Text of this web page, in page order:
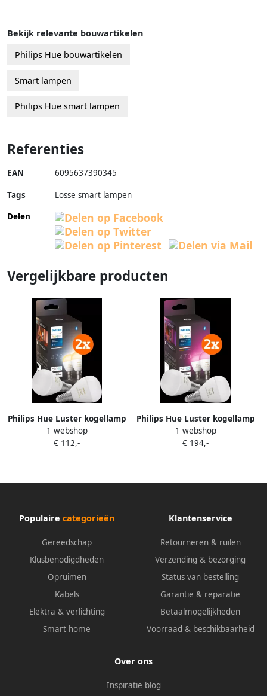
Bekijk relevante bouwartikelen
Philips Hue bouwartikelen
Smart lampen
Philips Hue smart lampen
Referenties
EAN 6095637390345
Tags
Losse smart lampen
Delen
Vergelijkbare producten
Philips Hue Luster kogellamp
White Ambiance E14 4-pack
1 webshop
€ 112,-
Philips Hue Luster kogellamp
White and Color E14 4-pack
1 webshop
€ 194,-
Populaire categorieën
Gereedschap
Klusbenodigdheden
Opruimen
Kabels
Elektra & verlichting
Smart home
Klantenservice
Retourneren & ruilen
Verzending & bezorging
Status van bestelling
Garantie & reparatie
Betaalmogelijkheden
Voorraad & beschikbaarheid
Over ons
Inspiratie blog